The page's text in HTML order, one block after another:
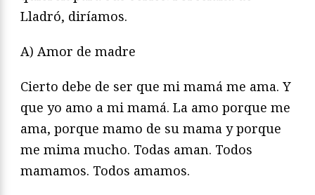
Lladró, diríamos.
A) Amor de madre
Cierto debe de ser que mi mamá me ama. Y
que yo amo a mi mamá. La amo porque me
ama, porque mamo de su mama y porque
me mima mucho. Todas aman. Todos
mamamos. Todos amamos.